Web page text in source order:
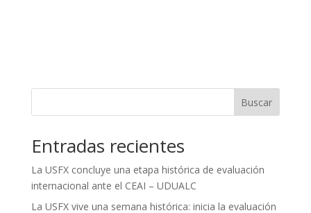
Buscar
Entradas recientes
La USFX concluye una etapa histórica de evaluación
internacional ante el CEAI – UDUALC
La USFX vive una semana histórica: inicia la evaluación